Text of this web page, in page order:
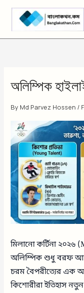
Skip
content
অলিম্পিক
By Md Parvez Hossen /
মিলানো কর্টিনা ২০২৬
অলিম্পিক শুধু বরফ আর
চরম বৈপরীত্যের এক
কিশোরীরা ইতিহাস